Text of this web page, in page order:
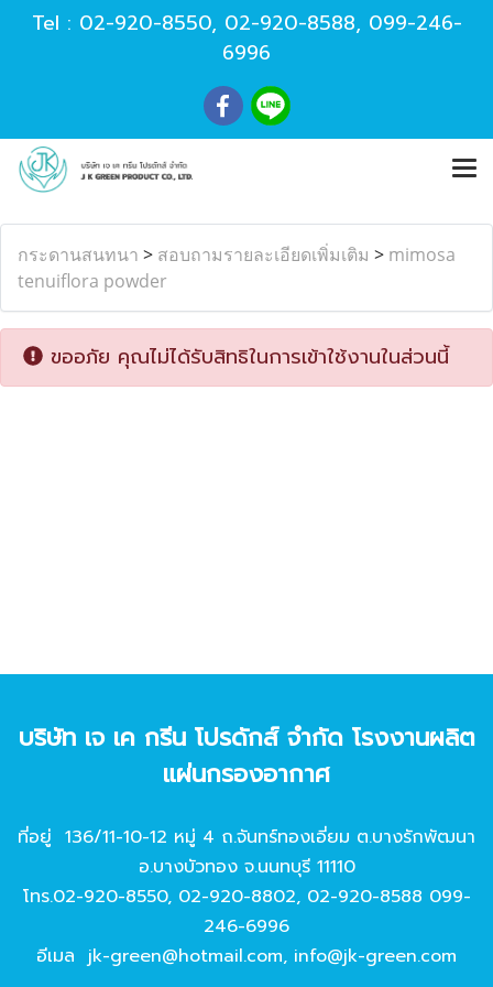
Tel : 02-920-8550, 02-920-8588, 099-246-
6996
กระดานสนทนา > สอบถามรายละเอียดเพิ่มเติม > mimosa
tenuiflora powder
ขออภัย คุณไม่ได้รับสิทธิในการเข้าใช้งานในส่วนนี้
บริษัท เจ เค กรีน โปรดักส์ จํากัด โรงงานผลิต
แผ่นกรองอากาศ
ที่อยู่ 136/11-10-12 หมู่ 4 ถ.จันทร์ทองเอี่ยม ต.บางรักพัฒนา
อ.บางบัวทอง จ.นนทบุรี 11110
โทร.02-920-8550, 02-920-8802, 02-920-8588 099-
246-6996
อีเมล jk-green@hotmail.com, info@jk-green.com